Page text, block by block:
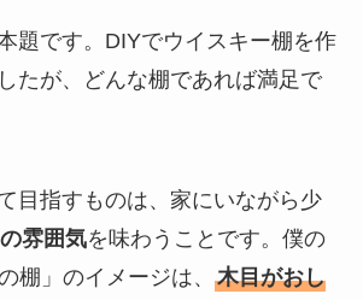
題です。DIYでウイスキー棚を作
たが、どんな棚であれば満足で
目指すものは、家にいながら少
雰囲気を味わうことです。僕の
棚」のイメージは、 木目がおし